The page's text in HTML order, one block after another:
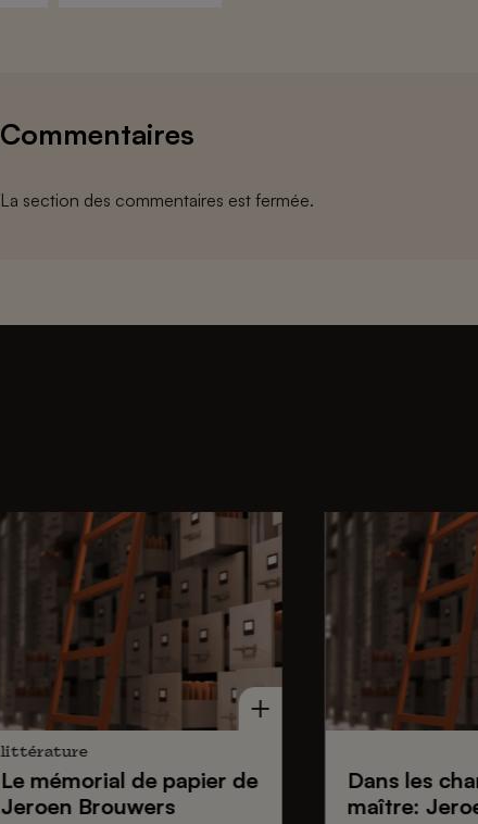
Commentaires
La section des commentaires est fermée.
littérature
Le mémorial de papier de
Jeroen Brouwers
Dans les
maître: